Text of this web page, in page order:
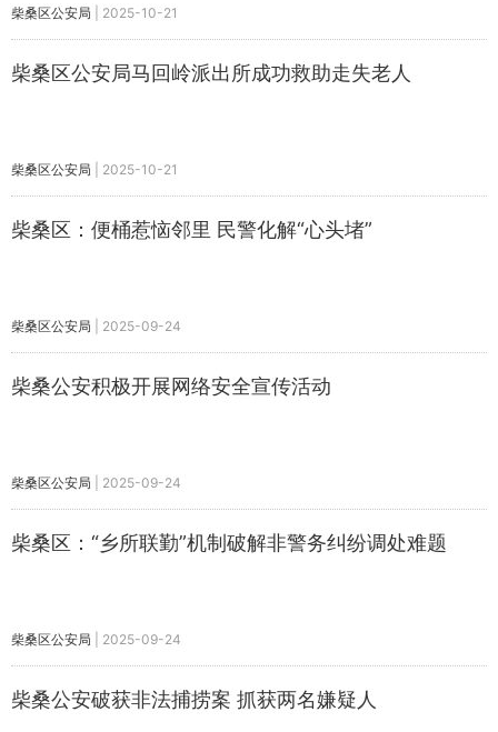
柴桑区公安局 2025-10-21
柴桑区公安局马回岭派出所成功救助走失老人
柴桑区公安局 2025-10-21
柴桑区：便桶惹恼邻里 民警化解“心头堵”
柴桑区公安局 2025-09-24
柴桑公安积极开展网络安全宣传活动
柴桑区公安局 2025-09-24
柴桑区：“乡所联勤”机制破解非警务纠纷调处难题
柴桑区公安局 2025-09-24
柴桑公安破获非法捕捞案 抓获两名嫌疑人